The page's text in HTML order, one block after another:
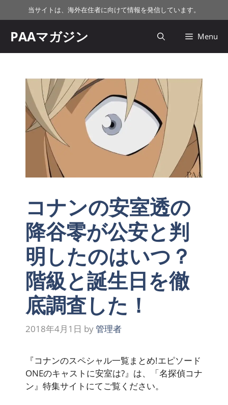
ン
ツ
当サイトは、海外在住者に向けて情報を発信しています。
PAAマガジン Menu
コナンの安室透の
降谷零が公安と判
明したのはいつ？
階級と誕生日を徹
底調査した！
2018年4月1日 by管理者
『コナンのスペシャル一覧まとめ!エピソード
ONEのキャストに安室は?』は、「名探偵コナ
ン』特集サイトにてご覧ください。